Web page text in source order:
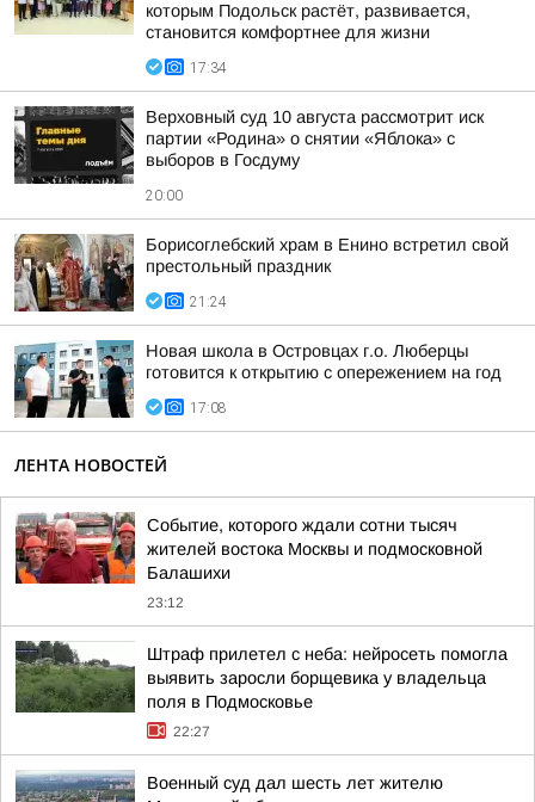
которым Подольск растёт, развивается,
становится комфортнее для жизни
17:34
Верховный суд 10 августа рассмотрит иск
партии «Родина» о снятии «Яблока» с
выборов в Госдуму
20:00
Борисоглебский храм в Енино встретил свой
престольный праздник
21:24
Новая школа в Островцах г.о. Люберцы
готовится к открытию с опережением на год
17:08
ЛЕНТА НОВОСТЕЙ
Событие, которого ждали сотни тысяч
жителей востока Москвы и подмосковной
Балашихи
23:12
Штраф прилетел с неба: нейросеть помогла
выявить заросли борщевика у владельца
поля в Подмосковье
22:27
Военный суд дал шесть лет жителю